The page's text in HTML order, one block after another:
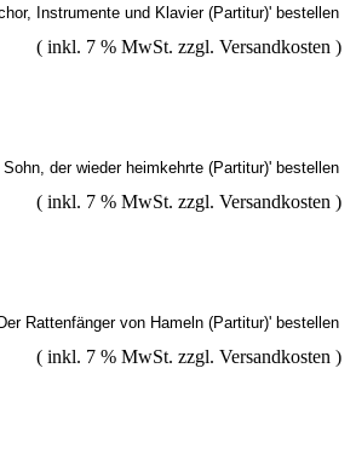
( inkl. 7 % MwSt. zzgl. Versandkosten )
( inkl. 7 % MwSt. zzgl. Versandkosten )
( inkl. 7 % MwSt. zzgl. Versandkosten )